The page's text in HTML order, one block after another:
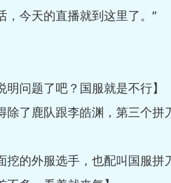
今天的直播就到这里了。”
问题了吧？国服就是不行】
了鹿队跟李皓渊，第三个拼
的外服选手，也配叫国服拼